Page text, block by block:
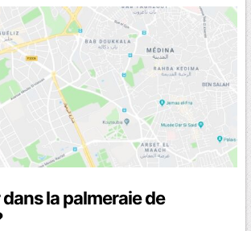
la palmeraie de